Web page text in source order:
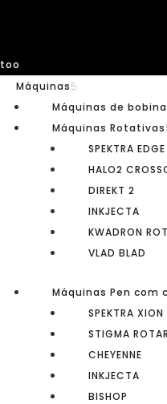
Máquinas
Máquinas de
Máquinas Rotativas
SPEKTRA
HALO2
DIREKT 2
INKJECTA
KWADRON
VLAD BLAD
Máquinas Pen com
SPEKTRA XION
STIGMA
CHEYENNE
INKJECTA
BISHOP
Não
LOJA ONLINE
Quem somos